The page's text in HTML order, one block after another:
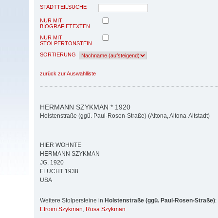
STADTTEILSUCHE
NUR MIT
BIOGRAFIETEXTEN
NUR MIT
STOLPERTONSTEIN
SORTIERUNG
zurück zur Auswahlliste
HERMANN SZYKMAN * 1920
Holstenstraße (ggü. Paul-Rosen-Straße) (Altona, Altona-Altstadt)
HIER WOHNTE
HERMANN SZYKMAN
JG. 1920
FLUCHT 1938
USA
Weitere Stolpersteine in Holstenstraße (ggü. Paul-Rosen-Straße):
Efroim Szykman, Rosa Szykman